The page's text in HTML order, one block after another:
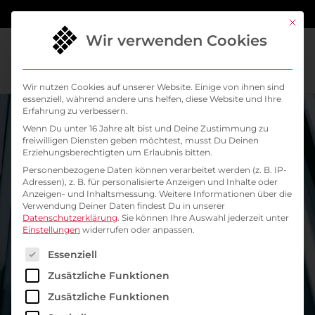
Die Kraft der IT-
Automatisierung:
Warum Continuous
Mit
Wir verwenden Cookies
Wir nutzen Cookies auf unserer Website. Einige von ihnen sind
essenziell, während andere uns helfen, diese Website und Ihre
Erfahrung zu verbessern.
Wenn Du unter 16 Jahre alt bist und Deine Zustimmung zu
freiwilligen Diensten geben möchtest, musst Du Deinen
Erziehungsberechtigten um Erlaubnis bitten.
Personenbezogene Daten können verarbeitet werden (z. B. IP-
Adressen), z. B. für personalisierte Anzeigen und Inhalte oder
Anzeigen- und Inhaltsmessung. Weitere Informationen über die
Verwendung Deiner Daten findest Du in unserer
Datenschutzerklärung. Sie können Ihre Auswahl jederzeit unter
Einstellungen widerrufen oder anpassen.
Es folgt eine Liste der Service-Gruppen, für die
Essenziell
Zusätzliche Funktionen
Zusätzliche Funktionen